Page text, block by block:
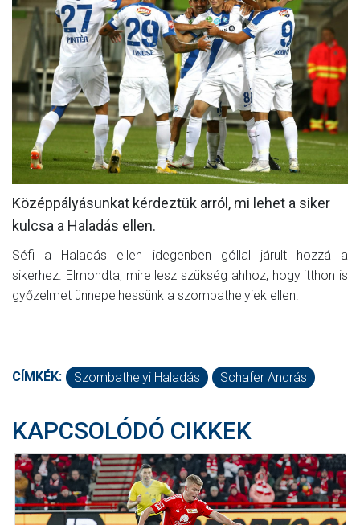
MÉRKŐZÉSEK
KLUB
GALÉRIA
SZURKOLÓI ÉLMÉNYEK
AKKREDITÁCIÓ
Középpályásunkat kérdeztük arról, mi lehet a siker
kulcsa a Haladás ellen.
Séfi a Haladás ellen idegenben góllal járult hozzá a
sikerhez. Elmondta, mire lesz szükség ahhoz, hogy itthon is
győzelmet ünnepelhessünk a szombathelyiek ellen.
CÍMKÉK: Szombathelyi Haladás Schafer András
KAPCSOLÓDÓ CIKKEK